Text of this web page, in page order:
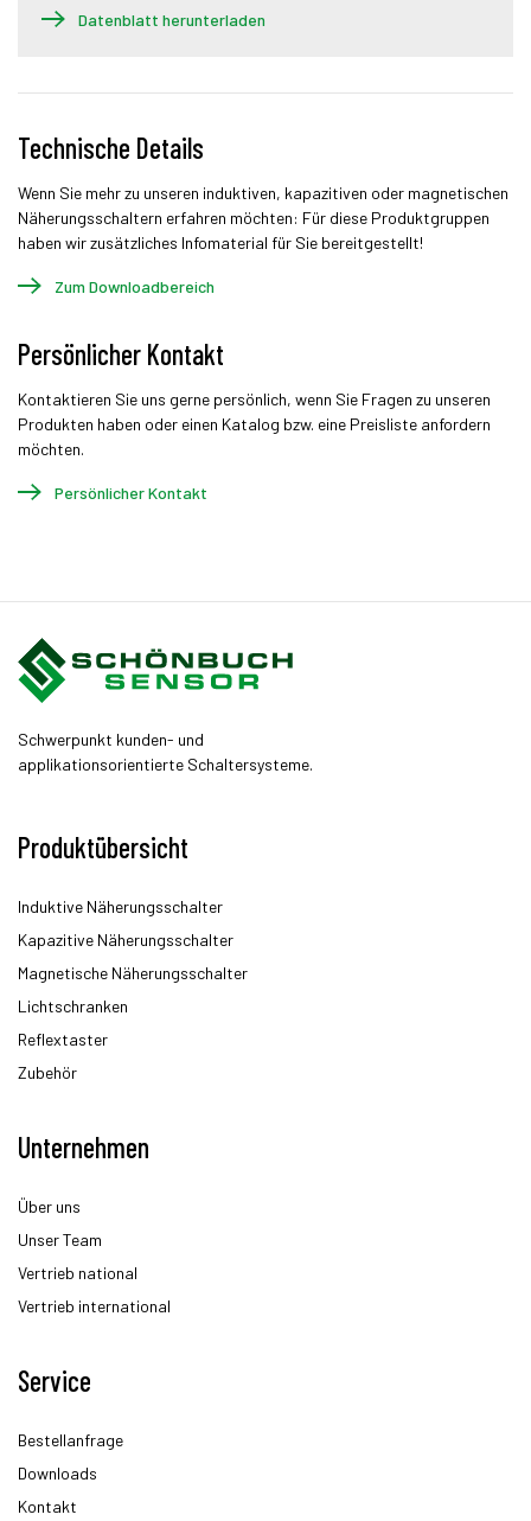
Datenblatt herunterladen
Technische Details
Wenn Sie mehr zu unseren induktiven, kapazitiven oder magnetischen
Näherungsschaltern erfahren möchten: Für diese Produktgruppen
haben wir zusätzliches Infomaterial für Sie bereitgestellt!
Zum Downloadbereich
Persönlicher Kontakt
Kontaktieren Sie uns gerne persönlich, wenn Sie Fragen zu unseren
Produkten haben oder einen Katalog bzw. eine Preisliste anfordern
möchten.
Persönlicher Kontakt
Schwerpunkt kunden- und
applikationsorientierte Schaltersysteme.
Produktübersicht
Induktive Näherungsschalter
Kapazitive Näherungsschalter
Magnetische Näherungsschalter
Lichtschranken
Reflextaster
Zubehör
Unternehmen
Über uns
Unser Team
Vertrieb national
Vertrieb international
Service
Bestellanfrage
Downloads
Kontakt